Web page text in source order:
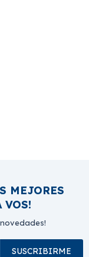
MEJORES
VOS!
SUSCRIBIRME